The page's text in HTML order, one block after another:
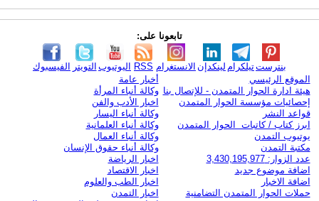
تابعونا على:
الفيسبوك التويتر اليوتيوب RSS الانستغرام لينكدإن تيلكرامبنترست
الموقع الرئيسي
هيئة ادارة الحوار المتمدن - للإتصال بنا
إحصائيات مؤسسة الحوار المتمدن
قواعد النشر
ابرز كتاب / كاتبات الحوار المتمدن
يوتيوب التمدن
مكتبة التمدن
عدد الزوار: 3,430,195,977
اضافة موضوع جديد
اضافة الاخبار
حملات الحوار المتمدن التضامنية
أخبار عامة
وكالة أنباء المرأة
اخبار الأدب والفن
وكالة أنباء اليسار
وكالة أنباء العلمانية
وكالة أنباء العمال
وكالة أنباء حقوق الإنسان
اخبار الرياضة
اخبار الاقتصاد
اخبار الطب والعلوم
اخبار التمدن